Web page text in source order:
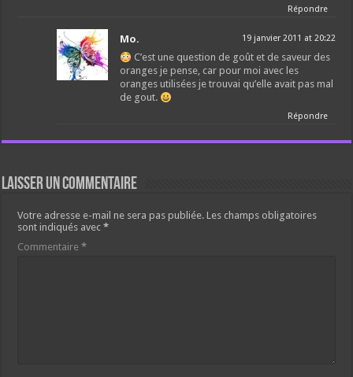
Répondre
Mo. 19 janvier 2011 at 20:22
C’est une question de goût et de saveur des
oranges je pense, car pour moi avec les
oranges utilisées je trouvai qu’elle avait pas mal
de gout.
Répondre
Laisser un commentaire
Votre adresse e-mail ne sera pas publiée. Les champs obligatoires
sont indiqués avec*
Commentaire*